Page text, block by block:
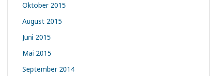
Oktober 2015
August 2015
Juni 2015
Mai 2015
September 2014